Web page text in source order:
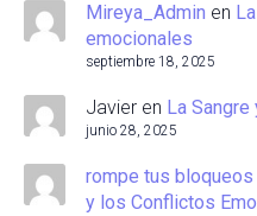
Mireya_Admin en
emocionales
septiembre 18, 2025
Javier en La
junio 28, 2025
rompe tus
y los Conflictos